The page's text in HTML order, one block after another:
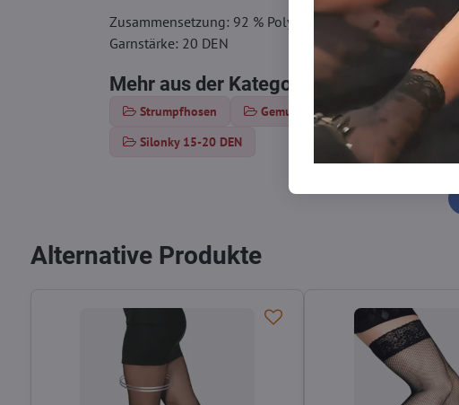
Zusammensetzung: 92 % Polyamid, 8 % Elasthan
Garnstärke: 20 DEN
Mehr aus der Kategorie
Strumpfhosen Gemusterte Strumpfhosen
Silonky 15-20 DEN
Alternative Produkte